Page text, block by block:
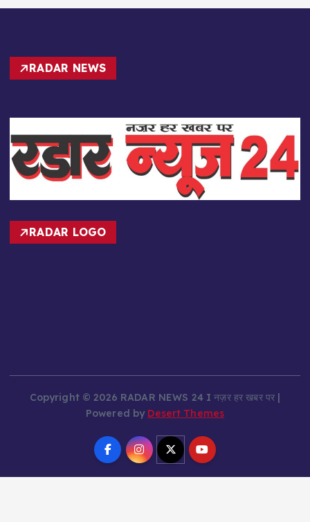
RADAR NEWS
RADAR LOGO
Copyright © 2026 RADAR NEWS 24 I नज़र हर खबर पर |
Powered by Desert Themes